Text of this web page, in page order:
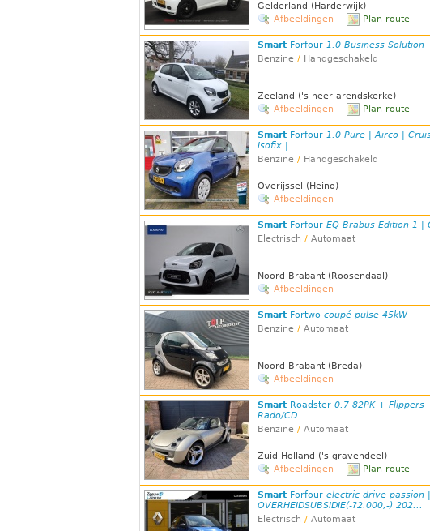
Gelderland (Harderwijk)
Afbeeldingen
Plan route
Smart Forfour 1.0 Business Solution
Benzine / Handgeschakeld
Zeeland ('s-heer arendskerke)
Afbeeldingen
Plan route
Smart Forfour 1.0 Pure | Airco |
Isofix |
Benzine / Handgeschakeld
Overijssel (Heino)
Afbeeldingen
Smart Forfour EQ Brabus Edition 1 |
Electrisch / Automaat
Noord-Brabant (Roosendaal)
Afbeeldingen
Smart Fortwo coupé pulse 45kW
Benzine / Automaat
Noord-Brabant (Breda)
Afbeeldingen
Smart Roadster 0.7 82PK + Flippers
Rado/CD
Benzine / Automaat
Zuid-Holland ('s-gravendeel)
Afbeeldingen
Plan route
Smart Forfour electric drive passion
OVERHEIDSUBSIDIE(-?2.000,-) 202...
Electrisch / Automaat